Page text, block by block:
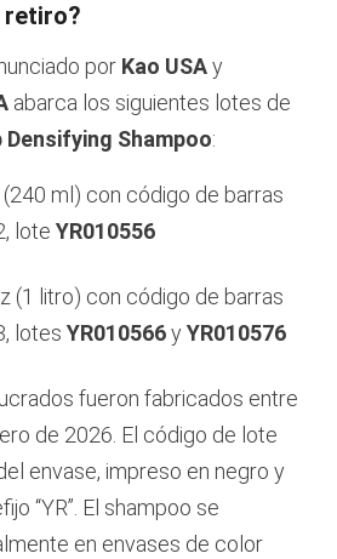
por Kao USAy
abarca los siguientes lotes de
Densifying Shampoo:
ml) con código de barras
lote YR010556
(1 litro) con código de barras
lotes YR010566yYR010576
fueron fabricados entre
de 2026. El código de lote
envase, impreso en negro y
“YR”. El shampoo se
en envases de color